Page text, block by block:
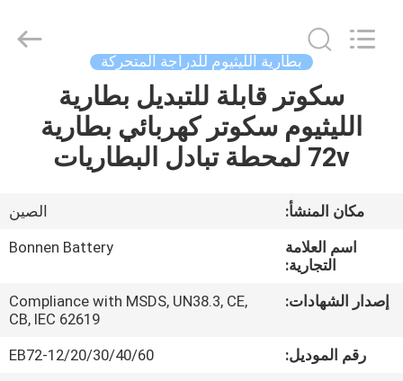
المنتجات
حول
جولة
المعمل
Technology
بطارية الليثيوم للدراجة المتحركة
سكوتر قابلة للتبديل بطارية
الليثيوم سكوتر كهربائي بطارية
72v لمحطة تبادل البطاريات
مكان المنشأ:
الصين
اسم العلامة
التجارية:
Bonnen Battery
إصدار الشهادات:
Compliance with MSDS, UN38.3, CE,
CB, IEC 62619
رقم الموديل:
EB72-12/20/30/40/60